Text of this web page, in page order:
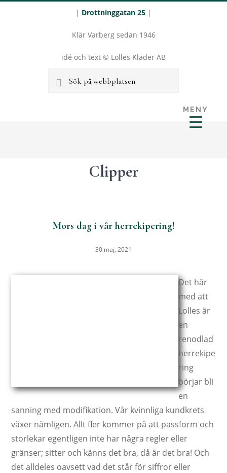
| Drottninggatan 25 |
Klär Varberg sedan 1946
idé och text © Lolles Kläder AB
Sök
Clipper
Mors dag i vår herrekipering!
30 maj, 2021
Det här
med att
Lolles är
en
renodlad
herrekipe
ring
börjar bli
en
sanning med modifikation. Vår kvinnliga kundkrets
växer nämligen. Allt fler kommer på att passform och
storlekar egentligen inte har några regler eller
gränser; sitter och känns det bra, då är det bra! Och
det alldeles oavsett vad det står för siffror eller
MENY